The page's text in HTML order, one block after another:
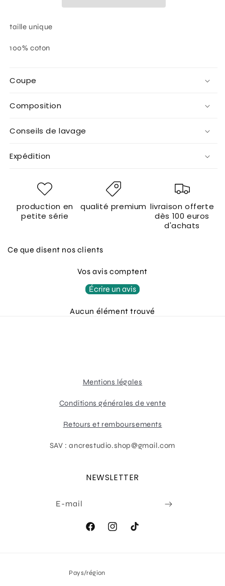
taille unique
100% coton
Coupe
Composition
Conseils de lavage
Expédition
production en
petite série
qualité premium livraison offerte
dès 100 euros
d'achats
Ce que disent nos clients
Vos avis comptent
Écrire un avis
Aucun élément trouvé
Mentions légales
Conditions générales de vente
Retours et remboursements
SAV : ancrestudio.shop@gmail.com
NEWSLETTER
E-mail
FacebookInstagramTikTok
Pays/région